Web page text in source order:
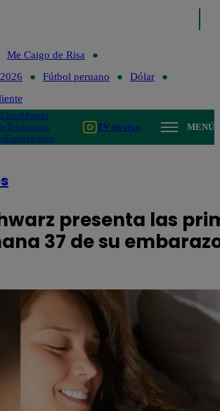
Me Caigo de Risa
Fútbol peruano
Dólar
LimaMundo
Tendencias
Espectáculos
TV en vivo MENÚ
presenta las
37 de su